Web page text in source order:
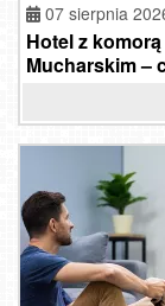
07 sierpnia
Hotel z
Mucharskim –